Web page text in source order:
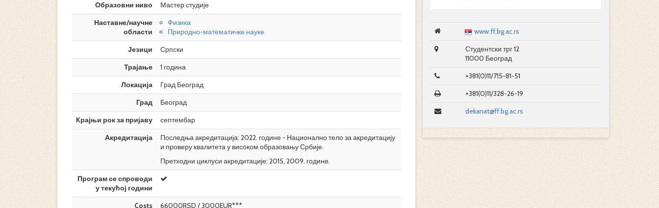
Образовни ниво
Мастер студије
Наставне/научне
области
Физика
Природно-математичке науке
Језици
Српски
Трајање
1 година
Локација
Град Београд
Град
Београд
Крајњи рок за пријаву
септембар
Акредитација
Последња акредитација: 2022. године - Национално тело за акредитацију
и проверу квалитета у високом образовању Србије.
Претходни циклуси акредитације: 2015, 2009. године.
Програм се спроводи
у текућој години
Costs
66000RSD / 3000EUR***
www.ff.bg.ac.rs
Студентски трг 12
11000 Београд
+381(0)11/715-81-51
+381(0)11/328-26-19
dekanat@ff.bg.ac.rs